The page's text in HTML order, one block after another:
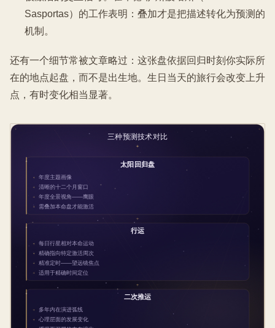
Sasportas）的工作表明：叠加才是把描述转化为预测的
机制。
还有一个细节常被文章略过：这张盘依据回归时刻你实际所
在的地点起盘，而不是出生地。生日当天的旅行会改变上升
点，有时变化相当显著。